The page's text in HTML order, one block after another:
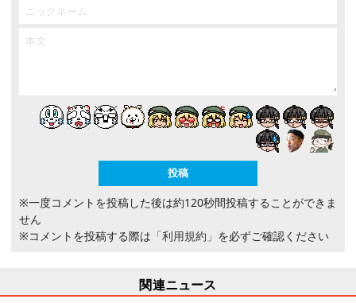
※一度コメントを投稿した後は約120秒間投稿することができま
せん
※コメントを投稿する際は 「利用規約」 を必ずご確認ください
関連ニュース